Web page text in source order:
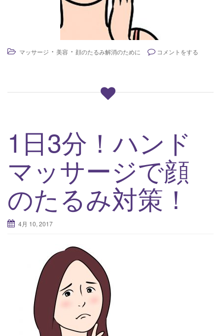
マッサージ ・ 美容 ・ 顔のたるみ解消のために コメントをする
1日3分！ハンド
マッサージで顔
のたるみ対策！
4月 10, 2017